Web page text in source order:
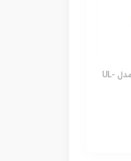
اسپرسوساز یونیک لایف مدل UL-